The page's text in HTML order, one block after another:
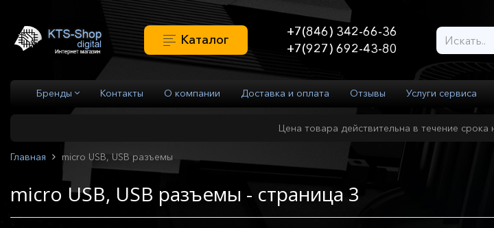
Каталог
+7(846) 342-66-36
+7(927) 692-43-80
Бренды Контакты О компании Доставка и оплата Отзывы Услуги сервиса
Цена товара действительна в течение срока
Главная micro USB, USB разъемы
micro USB, USB разъемы - страница 3